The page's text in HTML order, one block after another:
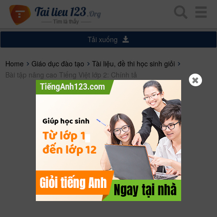
Tải xuống
Home Giáo dục đào tạo
Tài liệu, đề thi học sinh giỏi
Bài tập nâng cao Tiếng Việt lớp 2: Chính tả